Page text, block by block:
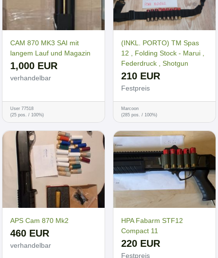
CAM 870 MK3 SAI mit
langem Lauf und Magazin
1,000 EUR
verhandelbar
User 77518
(25 pos. / 100%)
(INKL. PORTO) TM Spas
12 , Folding Stock - Marui ,
Federdruck , Shotgun
210 EUR
Festpreis
Marcoon
(285 pos. / 100%)
APS Cam 870 Mk2
460 EUR
verhandelbar
HPA Fabarm STF12
Compact 11
220 EUR
Festpreis